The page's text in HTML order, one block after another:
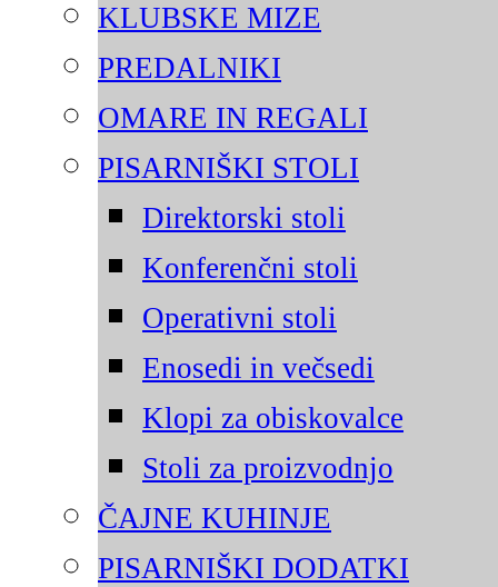
KLUBSKE MIZE
PREDALNIKI
OMARE IN REGALI
PISARNIŠKI STOLI
Direktorski stoli
Konferenčni stoli
Operativni stoli
Enosedi in večsedi
Klopi za obiskovalce
Stoli za proizvodnjo
ČAJNE KUHINJE
PISARNIŠKI DODATKI